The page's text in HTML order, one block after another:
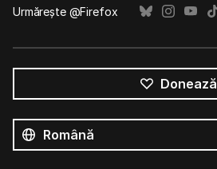
Urmărește @Firefox
Donează
limbile
Limbă